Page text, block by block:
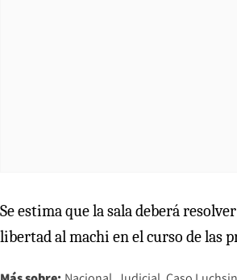
Se estima que la sala deberá
libertad al machi en el curso de las